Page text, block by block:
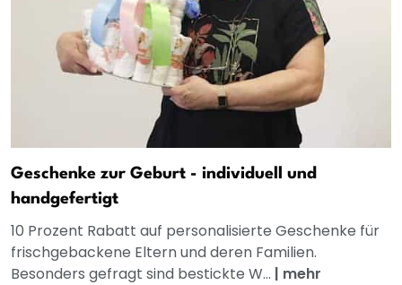
Geschenke zur Geburt - individuell und
handgefertigt
10 Prozent Rabatt auf personalisierte Geschenke für
frischgebackene Eltern und deren Familien.
Besonders gefragt sind bestickte W... | mehr